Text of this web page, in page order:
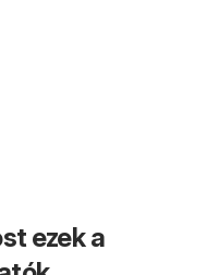
ezek a